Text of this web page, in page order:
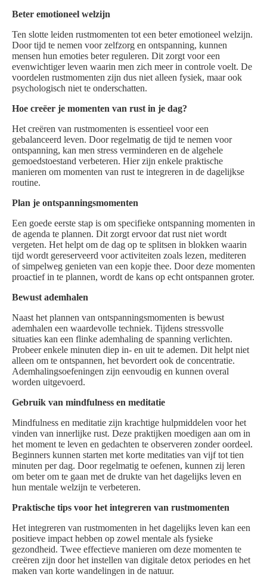
Beter emotioneel welzijn
Ten slotte leiden rustmomenten tot een beter emotioneel welzijn.
Door tijd te nemen voor zelfzorg en ontspanning, kunnen
mensen hun emoties beter reguleren. Dit zorgt voor een
evenwichtiger leven waarin men zich meer in controle voelt. De
voordelen rustmomenten zijn dus niet alleen fysiek, maar ook
psychologisch niet te onderschatten.
Hoe creëer je momenten van rust in je dag?
Het creëren van rustmomenten is essentieel voor een
gebalanceerd leven. Door regelmatig de tijd te nemen voor
ontspanning, kan men stress verminderen en de algehele
gemoedstoestand verbeteren. Hier zijn enkele praktische
manieren om momenten van rust te integreren in de dagelijkse
routine.
Plan je ontspanningsmomenten
Een goede eerste stap is om specifieke ontspanning momenten in
de agenda te plannen. Dit zorgt ervoor dat rust niet wordt
vergeten. Het helpt om de dag op te splitsen in blokken waarin
tijd wordt gereserveerd voor activiteiten zoals lezen, mediteren
of simpelweg genieten van een kopje thee. Door deze momenten
proactief in te plannen, wordt de kans op echt ontspannen groter.
Bewust ademhalen
Naast het plannen van ontspanningsmomenten is bewust
ademhalen een waardevolle techniek. Tijdens stressvolle
situaties kan een flinke ademhaling de spanning verlichten.
Probeer enkele minuten diep in- en uit te ademen. Dit helpt niet
alleen om te ontspannen, het bevordert ook de concentratie.
Ademhalingsoefeningen zijn eenvoudig en kunnen overal
worden uitgevoerd.
Gebruik van mindfulness en meditatie
Mindfulness en meditatie zijn krachtige hulpmiddelen voor het
vinden van innerlijke rust. Deze praktijken moedigen aan om in
het moment te leven en gedachten te observeren zonder oordeel.
Beginners kunnen starten met korte meditaties van vijf tot tien
minuten per dag. Door regelmatig te oefenen, kunnen zij leren
om beter om te gaan met de drukte van het dagelijks leven en
hun mentale welzijn te verbeteren.
Praktische tips voor het integreren van rustmomenten
Het integreren van rustmomenten in het dagelijks leven kan een
positieve impact hebben op zowel mentale als fysieke
gezondheid. Twee effectieve manieren om deze momenten te
creëren zijn door het instellen van digitale detox periodes en het
maken van korte wandelingen in de natuur.